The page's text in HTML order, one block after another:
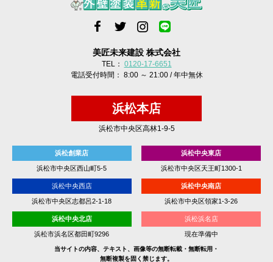
美匠未来建設 株式会社
TEL： 0120-17-6651
電話受付時間： 8:00 ～ 21:00 / 年中無休
浜松本店
浜松市中央区高林1-9-5
浜松創業店
浜松市中央区西山町5-5
浜松中央東店
浜松市中央区天王町1300-1
浜松中央西店
浜松市中央区志都呂2-1-18
浜松中央南店
浜松市中央区領家1-3-26
浜松中央北店
浜松市浜名区都田町9296
浜松浜名店
現在準備中
当サイトの内容、テキスト、画像等の無断転載・無断転用・
無断複製を固く禁じます。